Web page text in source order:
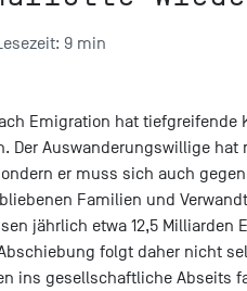
9 min
Emigration hat
Der Auswanderungswillige hat
er muss sich auch
Familien und
jährlich etwa 12,5 Milliarden
folgt daher nicht
ins gesellschaftliche Abseits